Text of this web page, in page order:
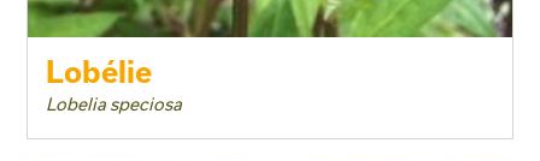
Lobélie
Lobelia speciosa